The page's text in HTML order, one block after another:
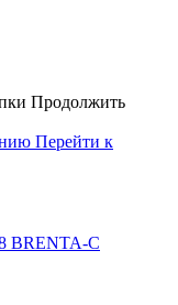
Продолжить
Перейти к
BRENTA-C